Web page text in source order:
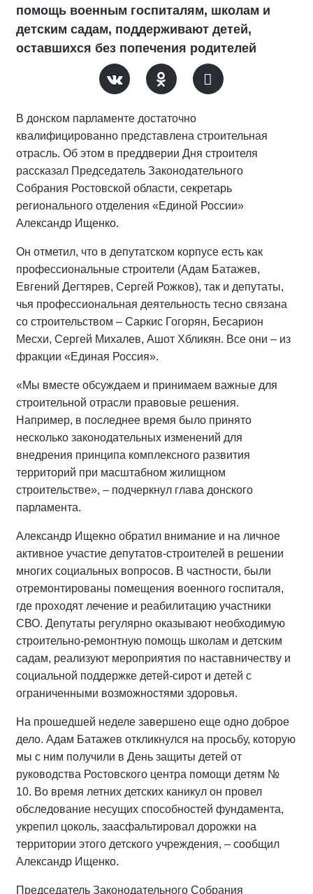
помощь военным госпиталям, школам и
детским садам, поддерживают детей,
оставшихся без попечения родителей
В донском парламенте достаточно
квалифицированно представлена строительная
отрасль. Об этом в преддверии Дня строителя
рассказал Председатель Законодательного
Собрания Ростовской области, секретарь
регионального отделения «Единой России»
Александр Ищенко.
Он отметил, что в депутатском корпусе есть как
профессиональные строители (Адам Батажев,
Евгений Дегтярев, Сергей Рожков), так и депутаты,
чья профессиональная деятельность тесно связана
со строительством – Саркис Гогорян, Бесарион
Месхи, Сергей Михалев, Ашот Хбликян. Все они – из
фракции «Единая Россия».
«Мы вместе обсуждаем и принимаем важные для
строительной отрасли правовые решения.
Например, в последнее время было принято
несколько законодательных изменений для
внедрения принципа комплексного развития
территорий при масштабном жилищном
строительстве», – подчеркнул глава донского
парламента.
Александр Ищекно обратил внимание и на личное
активное участие депутатов-строителей в решении
многих социальных вопросов. В частности, были
отремонтированы помещения военного госпиталя,
где проходят лечение и реабилитацию участники
СВО. Депутаты регулярно оказывают необходимую
строительно-ремонтную помощь школам и детским
садам, реализуют мероприятия по наставничеству и
социальной поддержке детей-сирот и детей с
ограниченными возможностями здоровья.
На прошедшей неделе завершено еще одно доброе
дело. Адам Батажев откликнулся на просьбу, которую
мы с ним получили в День защиты детей от
руководства Ростовского центра помощи детям №
10. Во время летних детских каникул он провел
обследование несущих способностей фундамента,
укрепил цоколь, заасфальтировал дорожки на
территории этого детского учреждения, – сообщил
Александр Ищенко.
Председатель Законодательного Собрания